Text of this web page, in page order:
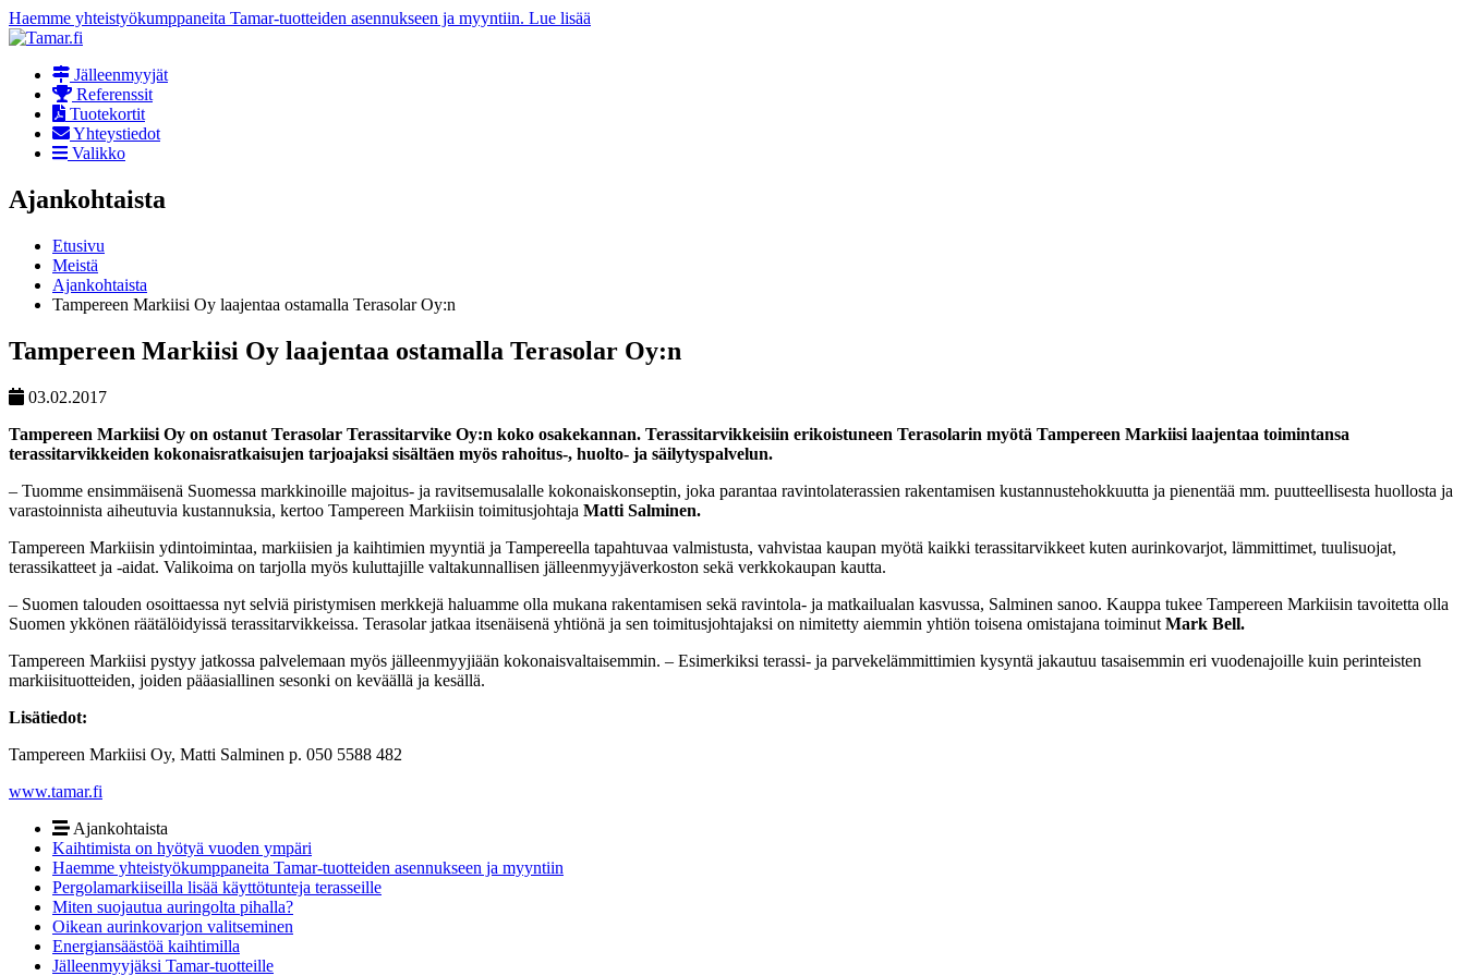
Haemme yhteistyökumppaneita Tamar-tuotteiden asennukseen ja myyntiin. Lue lisää
Jälleenmyyjät
Referenssit
Tuotekortit
Yhteystiedot
Valikko
Ajankohtaista
Etusivu
Meistä
Ajankohtaista
Tampereen Markiisi Oy laajentaa ostamalla Terasolar Oy:n
Tampereen Markiisi Oy laajentaa ostamalla Terasolar Oy:n
03.02.2017
Tampereen Markiisi Oy on ostanut Terasolar Terassitarvike Oy:n koko osakekannan. Terassitarvikkeisiin erikoistuneen Terasolarin myötä Tampereen Markiisi laajentaa toimintansa
terassitarvikkeiden kokonaisratkaisujen tarjoajaksi sisältäen myös rahoitus-, huolto- ja säilytyspalvelun.
– Tuomme ensimmäisenä Suomessa markkinoille majoitus- ja ravitsemusalalle kokonaiskonseptin, joka parantaa ravintolaterassien rakentamisen kustannustehokkuutta ja pienentää mm. puutteellisesta huollosta ja
varastoinnista aiheutuvia kustannuksia, kertoo Tampereen Markiisin toimitusjohtaja Matti Salminen.
Tampereen Markiisin ydintoimintaa, markiisien ja kaihtimien myyntiä ja Tampereella tapahtuvaa valmistusta, vahvistaa kaupan myötä kaikki terassitarvikkeet kuten aurinkovarjot, lämmittimet, tuulisuojat,
terassikatteet ja -aidat.­ Valikoima on tarjolla myös kuluttajille valtakunnallisen jälleenmyyjäverkoston sekä verkkokaupan kautta.
– Suomen talouden osoittaessa nyt selviä piristymisen merkkejä haluamme olla mukana rakentamisen sekä ravintola- ja matkailualan kasvussa, Salminen sanoo. Kauppa tukee Tampereen Markiisin tavoitetta olla
Suomen ykkönen räätälöidyissä terassitarvikkeissa. Terasolar jatkaa itsenäisenä yhtiönä ja sen toimitusjohtajaksi on nimitetty aiemmin yhtiön toisena omistajana toiminut Mark Bell.
Tampereen Markiisi pystyy jatkossa palvelemaan myös jälleenmyyjiään kokonaisvaltaisemmin. – Esimerkiksi terassi- ja parvekelämmittimien kysyntä jakautuu tasaisemmin eri vuodenajoille kuin perinteisten
markiisituotteiden, joiden pääasiallinen sesonki on keväällä ja kesällä.
Lisätiedot:
Tampereen Markiisi Oy, Matti Salminen p. 050 5588 482
www.tamar.fi
Ajankohtaista
Kaihtimista on hyötyä vuoden ympäri
Haemme yhteistyökumppaneita Tamar-tuotteiden asennukseen ja myyntiin
Pergolamarkiiseilla lisää käyttötunteja terasseille
Miten suojautua auringolta pihalla?
Oikean aurinkovarjon valitseminen
Energiansäästöä kaihtimilla
Jälleenmyyjäksi Tamar-tuotteille